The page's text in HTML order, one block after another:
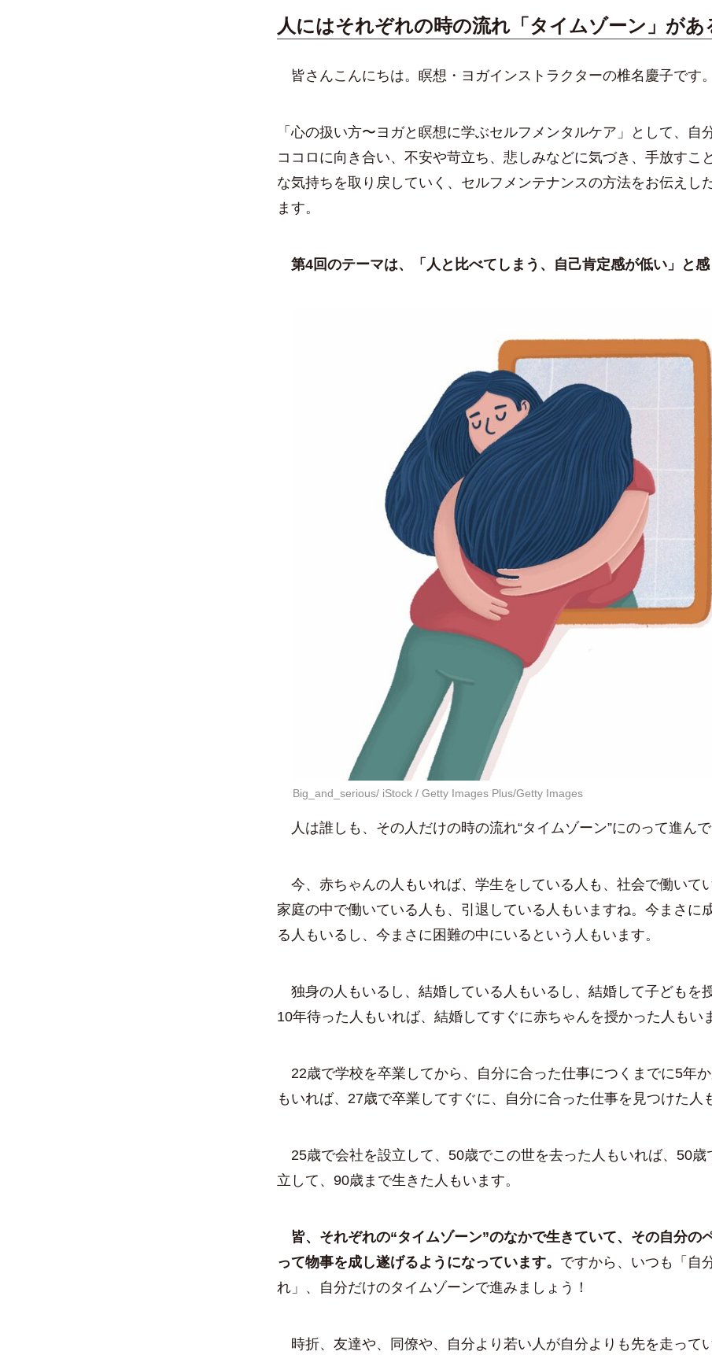
人にはそれぞれの時の流れ「タイムゾーン」があ
皆さんこんにちは。瞑想・ヨガインストラクターの椎名慶子です。
「心の扱い方〜ヨガと瞑想に学ぶセルフメンタルケア」として、自
ココロに向き合い、不安や苛立ち、悲しみなどに気づき、手放すこ
な気持ちを取り戻していく、セルフメンテナンスの方法をお伝えし
ます。
第4回のテーマは、「人と比べてしまう、自己肯定感が低い」と感
Big_and_serious/ iStock / Getty Images Plus/Getty Images
人は誰しも、その人だけの時の流れ“タイムゾーン”にのって進んで
今、赤ちゃんの人もいれば、学生をしている人も、社会で働いて
家庭の中で働いている人も、引退している人もいますね。今まさに
る人もいるし、今まさに困難の中にいるという人もいます。
独身の人もいるし、結婚している人もいるし、結婚して子どもを
10年待った人もいれば、結婚してすぐに赤ちゃんを授かった人もい
22歳で学校を卒業してから、自分に合った仕事につくまでに5年
もいれば、27歳で卒業してすぐに、自分に合った仕事を見つけた人
25歳で会社を設立して、50歳でこの世を去った人もいれば、50歳
立して、90歳まで生きた人もいます。
皆、それぞれの“タイムゾーン”のなかで生きていて、その自分の
って物事を成し遂げるようになっています。 ですから、いつも「自
れ」、自分だけのタイムゾーンで進みましょう！
時折、友達や、同僚や、自分より若い人が自分よりも先を走って